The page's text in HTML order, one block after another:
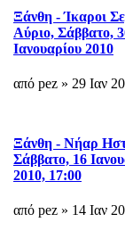
Ξάνθη - Ίκαροι
Αύριο, Σάββατο,
Ιανουαρίου 2010
από pez » 29 Ιαν
Ξάνθη - Νήαρ
Σάββατο, 16
2010, 17:00
από pez » 14 Ιαν